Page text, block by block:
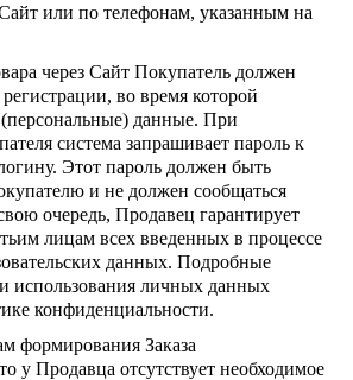
или по телефонам, указанным на
через Сайт Покупатель должен
во время которой
данные. При
система запрашивает пароль к
Этот пароль должен быть
и не должен сообщаться
очередь, Продавец гарантирует
лицам всех введенных в процессе
данных. Подробные
использования личных данных
конфиденциальности.
формирования Заказа
у Продавца отсутствует необходимое